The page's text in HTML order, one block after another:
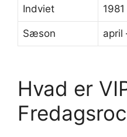
Indviet 1981
Sæson april
Hvad er